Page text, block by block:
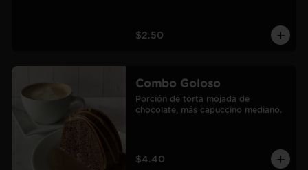
$2.50
Combo Goloso
Porción de torta mojada de
chocolate, más capuccino mediano.
$4.40